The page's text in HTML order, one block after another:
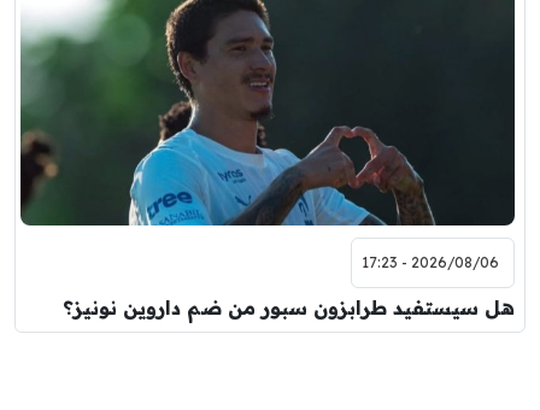
2026/08/06 - 17:23
هل سيستفيد طرابزون سبور من ضم داروين نونيز؟